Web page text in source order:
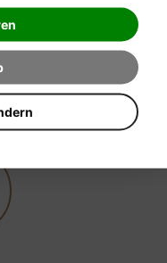
STELLEN